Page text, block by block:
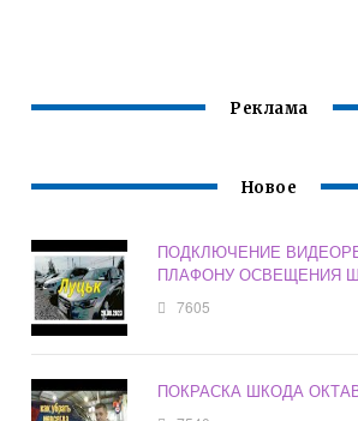
Реклама
Новое
ПОДКЛЮЧЕНИЕ
ПЛАФОНУ ОСВЕЩЕНИЯ
7605
ПОКРАСКА ШКОДА